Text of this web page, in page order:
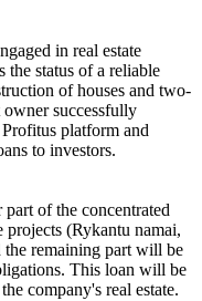
in real estate
the status of a reliable
of houses and two-
owner successfully
platform and
to investors.
of the concentrated
projects (Rykantu namai,
remaining part will be
This loan will be
company's real estate.